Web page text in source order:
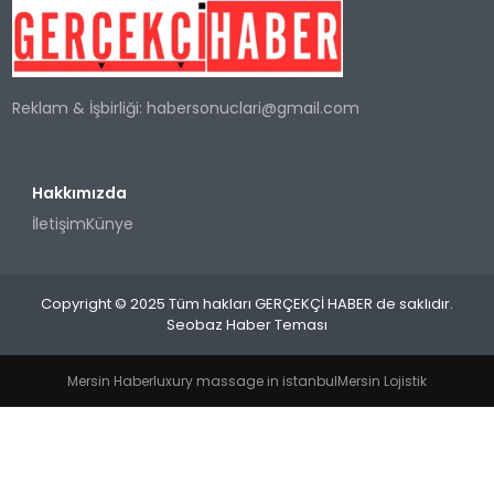
SPOR
TEKNOLOJI
YAŞAM
Reklam & İşbirliği:habersonuclari@gmail.com
Hakkımızda
İletişimKünye
Copyright © 2025 Tüm hakları GERÇEKÇİ HABER de saklıdır.
Seobaz Haber Teması
Mersin Haberluxury massage in istanbulMersin Lojistik